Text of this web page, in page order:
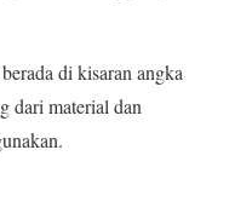
di kisaran angka
dari material dan